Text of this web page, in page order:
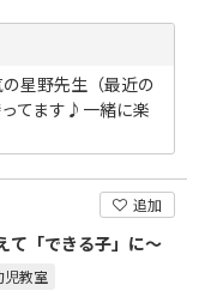
星野先生（最近の
てます♪一緒に楽
追加
て「できる子」に～
児教室